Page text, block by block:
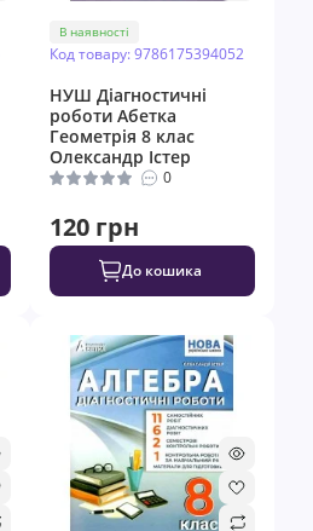
В наявності
Код товару: 9786175394052
НУШ Діагностичні
роботи Абетка
Геометрія 8 клас
Олександр Істер
0
120 грн
До кошика